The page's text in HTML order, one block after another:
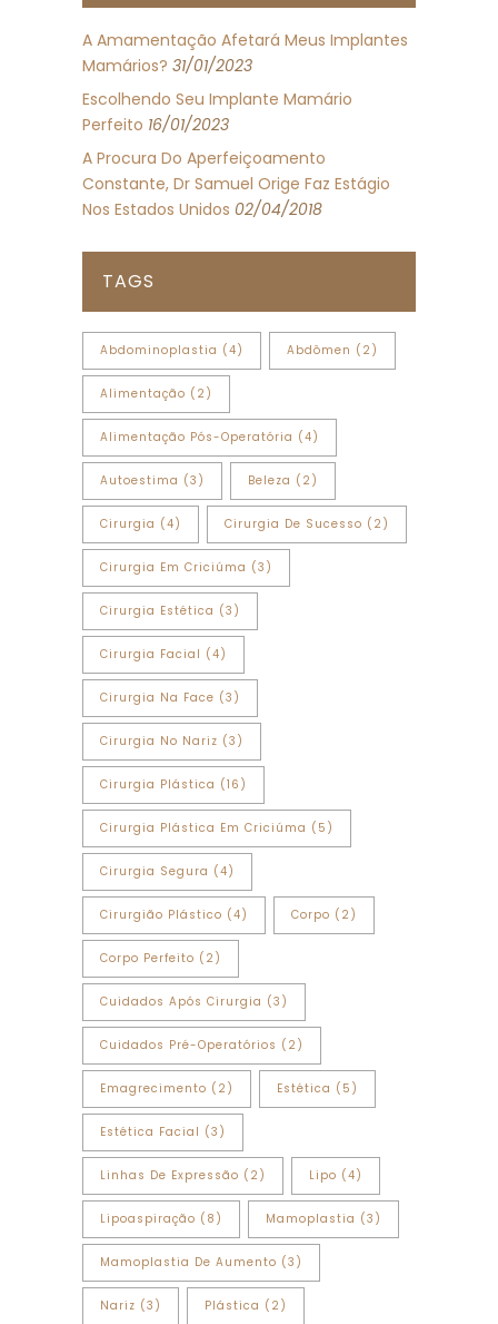
A Amamentação Afetará Meus Implantes
Mamários? 31/01/2023
Escolhendo Seu Implante Mamário
Perfeito 16/01/2023
A Procura Do Aperfeiçoamento
Constante, Dr Samuel Orige Faz Estágio
Nos Estados Unidos 02/04/2018
TAGS
Abdominoplastia (4) Abdômen (2)
Alimentação (2)
Alimentação Pós-Operatória (4)
Autoestima (3) Beleza (2)
Cirurgia (4) Cirurgia De Sucesso (2)
Cirurgia Em Criciúma (3)
Cirurgia Estética (3)
Cirurgia Facial (4)
Cirurgia Na Face (3)
Cirurgia No Nariz (3)
Cirurgia Plástica (16)
Cirurgia Plástica Em Criciúma (5)
Cirurgia Segura (4)
Cirurgião Plástico (4) Corpo (2)
Corpo Perfeito (2)
Cuidados Após Cirurgia (3)
Cuidados Pré-Operatórios (2)
Emagrecimento (2) Estética (5)
Estética Facial (3)
Linhas De Expressão (2) Lipo (4)
Lipoaspiração (8) Mamoplastia (3)
Mamoplastia De Aumento (3)
Nariz (3) Plástica (2)